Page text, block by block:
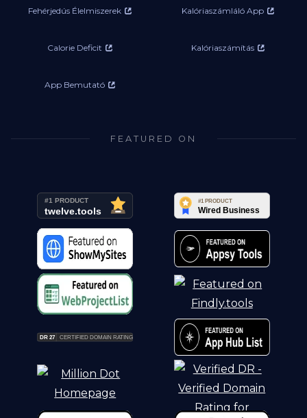
Fehérjedús Élelmiszerek Kalóriaszámláló App
Calorie Deficit Kalóriaszámítás
App Bemutató
FEATURED ON